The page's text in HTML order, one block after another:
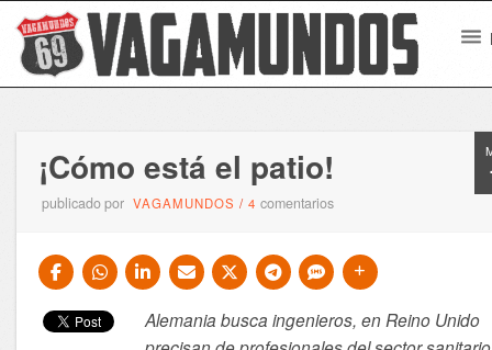
¡Cómo está el patio!
publicado por VAGAMUNDOS /4comentarios
Alemania busca ingenieros, en Reino Unido